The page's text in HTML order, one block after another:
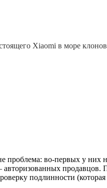
Xiaomi в море
проблема: во-первых у
продавцов.
подлинности (которая